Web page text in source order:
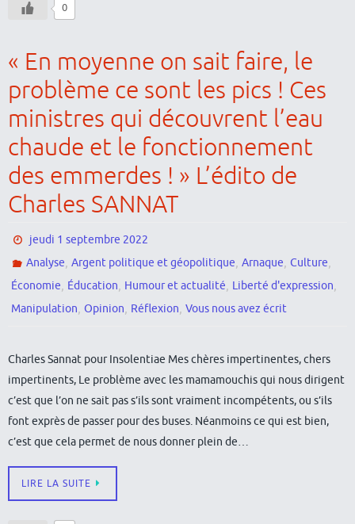
0
« En moyenne on sait faire, le
problème ce sont les pics ! Ces
ministres qui découvrent l’eau
chaude et le fonctionnement
des emmerdes ! » L’édito de
Charles SANNAT
jeudi 1 septembre 2022
Analyse,Argent politique et géopolitique,Arnaque,Culture,
Économie, Éducation, Humour et actualité, Liberté d'expression,
Manipulation, Opinion, Réflexion, Vous nous avez écrit
Charles Sannat pour Insolentiae Mes chères impertinentes, chers
impertinents, Le problème avec les mamamouchis qui nous dirigent
c’est que l’on ne sait pas s’ils sont vraiment incompétents, ou s’ils
font exprès de passer pour des buses. Néanmoins ce qui est bien,
c’est que cela permet de nous donner plein de…
LIRE LA SUITE